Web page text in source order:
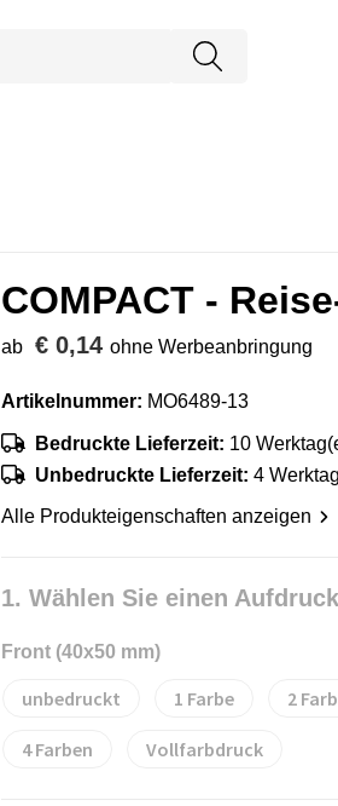
COMPACT -
ab € 0,14 ohne Werbeanbringung
Artikelnummer: MO6489-13
Bedruckte Lieferzeit: 10
Unbedruckte Lieferzeit: 4
Alle Produkteigenschaften anzeigen
1. Wählen Sie einen Aufdruck
Front (40x50 mm)
unbedruckt 1 2
4 Vollfarbdruck